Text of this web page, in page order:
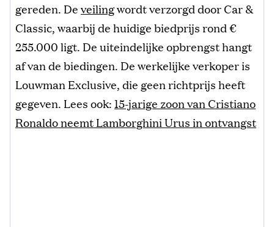
gereden. Deveilingwordt verzorgd door Car &
Classic, waarbij de huidige biedprijs rond €
255.000 ligt. De uiteindelijke opbrengst hangt
af van de biedingen. De werkelijke verkoper is
Louwman Exclusive, die geen richtprijs heeft
gegeven. Lees ook:15-jarige zoon van Cristiano
Ronaldo neemt Lamborghini Urus in ontvangst